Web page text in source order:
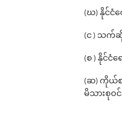
(ဃ) နိုင်ငံတ
(င ) သက်ဆို
(စ ) နိုင်ငံ
(ဆ) ကိုယ်စ
မိသားစုဝင်